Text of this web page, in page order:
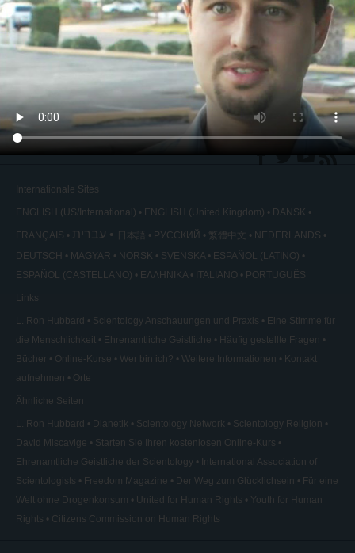
Nordamerika
Internationale Sites
ENGLISH (US/International) ENGLISH (United Kingdom) DANSK
FRANÇAIS עברית 日本語 РУССКИЙ 繁體中文
NEDERLANDS
DEUTSCH
MAGYAR NORSK SVENSKA
ESPAÑOL (LATINO)
ESPAÑOL (CASTELLANO)
ΕΛΛΗΝΙΚA ITALIANO PORTUGUÊS
Links
L. Ron Hubbard Scientology Anschauungen und Praxis
Eine Stimme für
die Menschlichkeit
Ehrenamtliche Geistliche
Häufig gestellte Fragen
Bücher
Online-Kurse Wer bin ich? Weitere Informationen
Kontakt
aufnehmen
Orte
Ähnliche Seiten
L. Ron Hubbard Dianetik Scientology Network
Scientology Religion
David Miscavige
Starten Sie Ihren kostenlosen Online-Kurs
Ehrenamtliche Geistliche der Scientology
International Association of
Scientologists
Freedom Magazine Der Weg zum Glücklichsein
Für eine
Welt ohne Drogenkonsum
United for Human Rights
Youth for Human
Rights
Citizens Commission on Human Rights